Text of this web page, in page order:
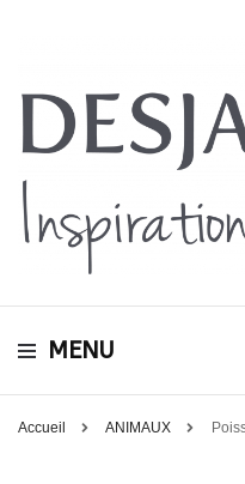
Avec le blog Desjardins, nous
MENU
Accueil ANIMAUX